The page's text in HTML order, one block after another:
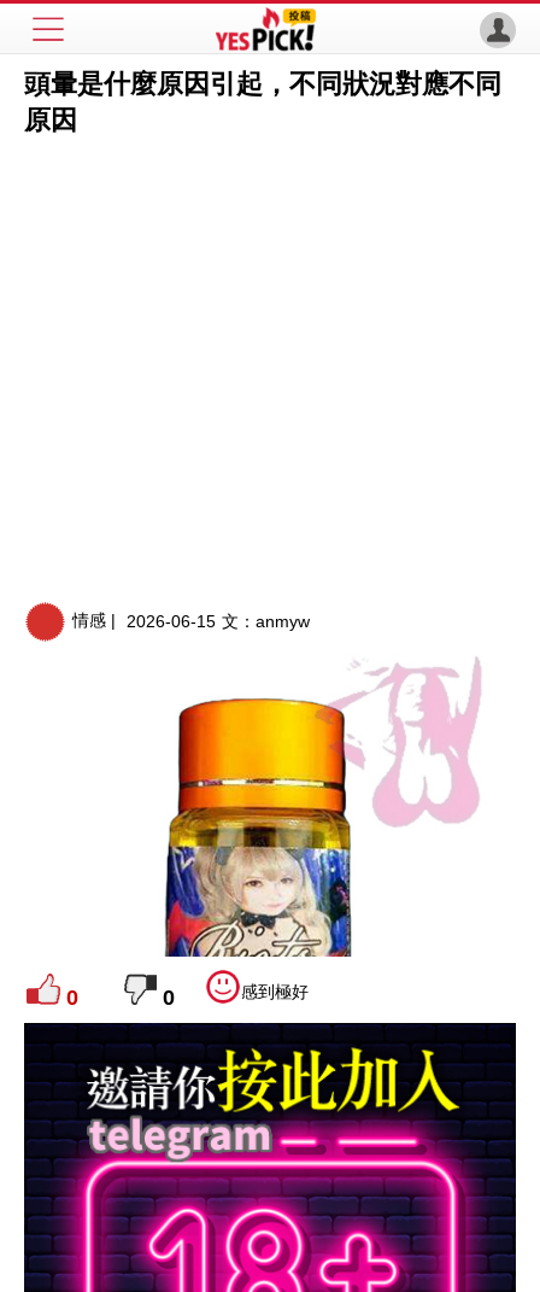
頭暈是什麼原因引起，不同狀況對應不同
原因
情感 | 2026-06-15 文： anmyw
0 0 感到極好